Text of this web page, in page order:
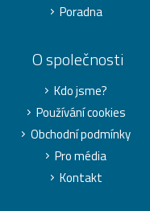
Poradna
O společnosti
Kdo jsme?
Používání cookies
Obchodní podmínky
Pro média
Kontakt